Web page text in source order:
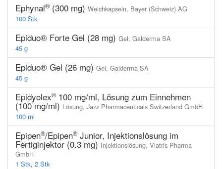
Ephynal® (300 mg) Weichkapseln, Bayer (Schweiz) AG
100 Stk
Epiduo® Forte Gel (28 mg) Gel, Galderma SA
45 g
Epiduo® Gel (26 mg) Gel, Galderma SA
45 g
Epidyolex® 100 mg/ml, Lösung zum Einnehmen
(100 mg/ml) Lösung, Jazz Pharmaceuticals Switzerland GmbH
100 ml
Epipen®/Epipen® Junior, Injektionslösung im
Fertiginjektor (0.3 mg) Injektionslösung, Viatris Pharma
GmbH
1 Stk, 2 Stk